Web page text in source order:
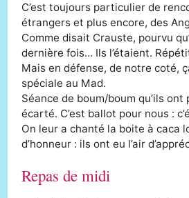
C’est toujours particulier de
étrangers et plus encore, des
Comme disait Crauste, pourvu
dernière fois… Ils l’étaient.
Mais en défense, de notre coté,
spéciale au Mad.
Séance de boum/boum qu’ils ont
écarté. C’est ballot pour nous :
On leur a chanté la boite à caca
d’honneur : ils ont eu l’air
Repas de midi